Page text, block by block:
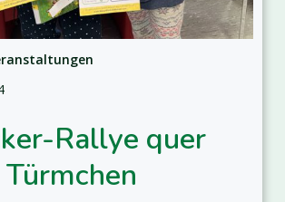
Rallye quer